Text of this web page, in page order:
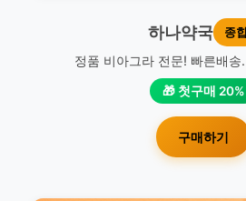
하나약국 종
정품 비아그라 전문! 빠른배송
🎁 첫구매 20%
구매하기